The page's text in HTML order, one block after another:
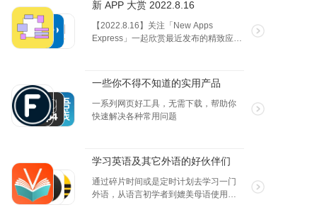
新 APP 大赏 2022.8.16
【2022.8.16】关注「New Apps
Express」一起欣赏最近发布的精致应
一些你不得不知道的实用产品
一系列网页好工具，无需下载，帮助你
快速解决各种常用问题
学习英语及其它外语的好伙伴们
通过碎片时间或是定时计划去学习一门
外语，从语言初学者到媲美母语使用